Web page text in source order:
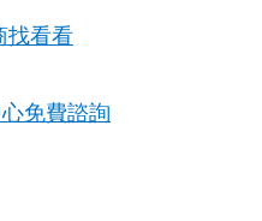
找看看
免費諮詢